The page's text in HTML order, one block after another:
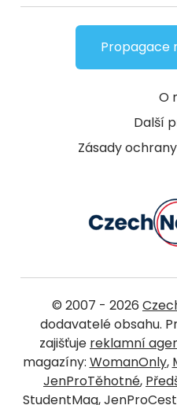
O
Další
Zásady
Propagace
© 2007 - 2026
dodavatelé obsahu.
zajišťuje reklamní
magazíny: WomanOnly,
JenProTěhotné,
StudentMag,